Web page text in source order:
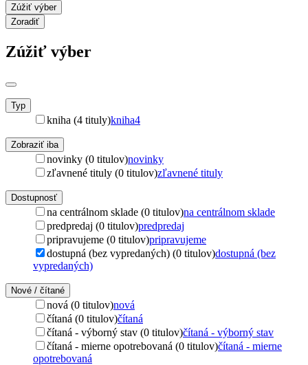
Zúžiť výber
Zoradiť
Zúžiť výber
Typ
kniha (4 tituly)kniha4
Zobraziť iba
novinky (0 titulov)novinky
zľavnené tituly (0 titulov)zľavnené tituly
Dostupnosť
na centrálnom sklade (0 titulov)na centrálnom sklade
predpredaj (0 titulov)predpredaj
pripravujeme (0 titulov)pripravujeme
dostupná (bez vypredaných) (0 titulov)dostupná (bez
vypredaných)
Nové / čítané
nová (0 titulov)nová
čítaná (0 titulov)čítaná
čítaná - výborný stav (0 titulov)čítaná - výborný stav
čítaná - mierne opotrebovaná (0 titulov)čítaná - mierne
opotrebovaná